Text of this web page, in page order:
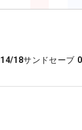
14/18サンドセーブ